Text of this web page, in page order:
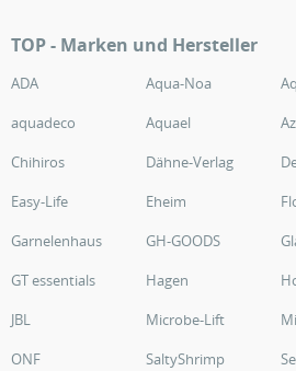
TOP - Marken und Hersteller
ADA Aqua-Noa
aquadeco
Aquael
Chihiros
Dähne-Verlag
Easy-Life
Eheim
Garnelenhaus
GH-GOODS
GT essentials
Hagen
JBL
Microbe-Lift
ONF
SaltyShrimp